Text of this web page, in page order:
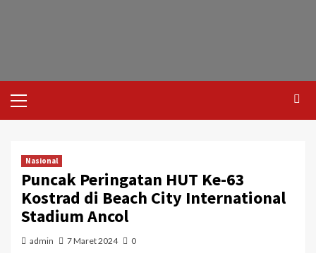
Nasional
Puncak Peringatan HUT Ke-63
Kostrad di Beach City International
Stadium Ancol
admin 7 Maret 2024 0